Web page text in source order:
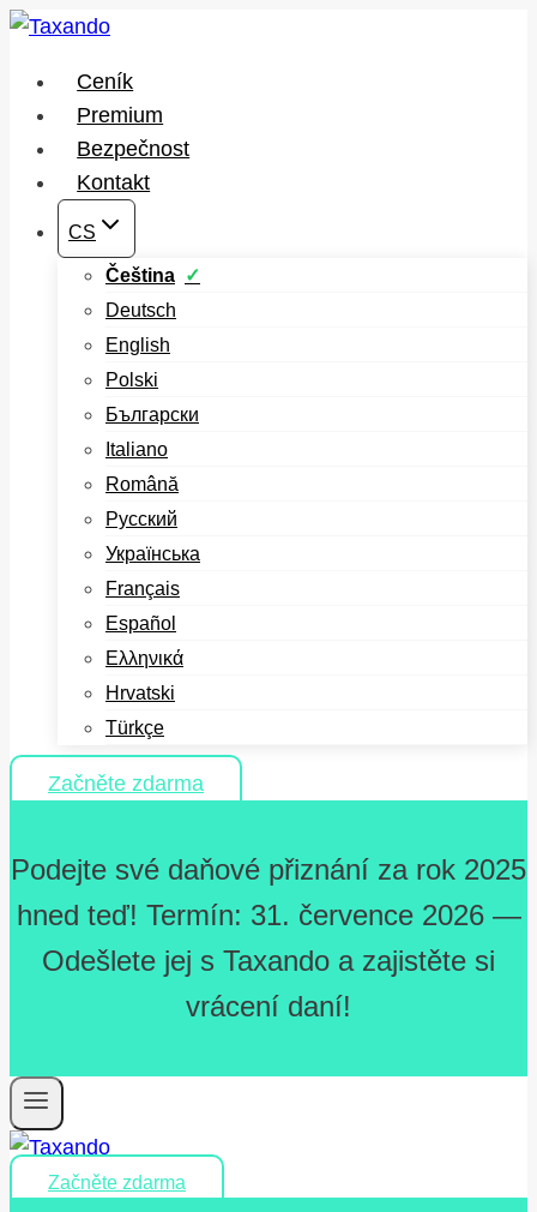
Přeskočit
obsah
Ceník
Premium
Bezpečnost
Kontakt
CS
Čeština
Deutsch
English
Polski
Български
Italiano
Română
Русский
Українська
Français
Español
Ελληνικά
Hrvatski
Türkçe
Začněte zdarma
Podejte své daňové přiznání za rok 2025
hned teď! Termín: 31. července 2026 —
Odešlete jej s Taxando a zajistěte si
vrácení daní!
Začněte zdarma